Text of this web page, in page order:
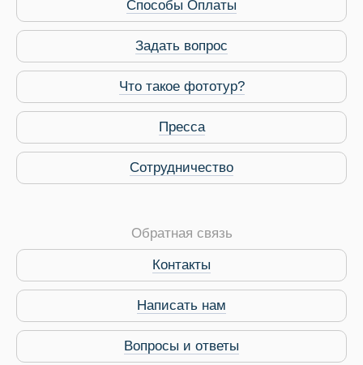
Способы Оплаты
Задать вопрос
Что такое фототур?
Пресса
Сотрудничество
Обратная связь
Контакты
Написать нам
Вопросы и ответы